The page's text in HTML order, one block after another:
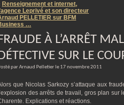
Renseignement et internet,
Leprivé et son directeur
PELLETIER sur BFM
…
À L’ARRÊT
SUR LE
par Arnaud Pelletier le 17 novembre 2011
que Nicolas Sarkozy s’attaque aux
des arrêts de travail, gros plan
Explications et réactions.